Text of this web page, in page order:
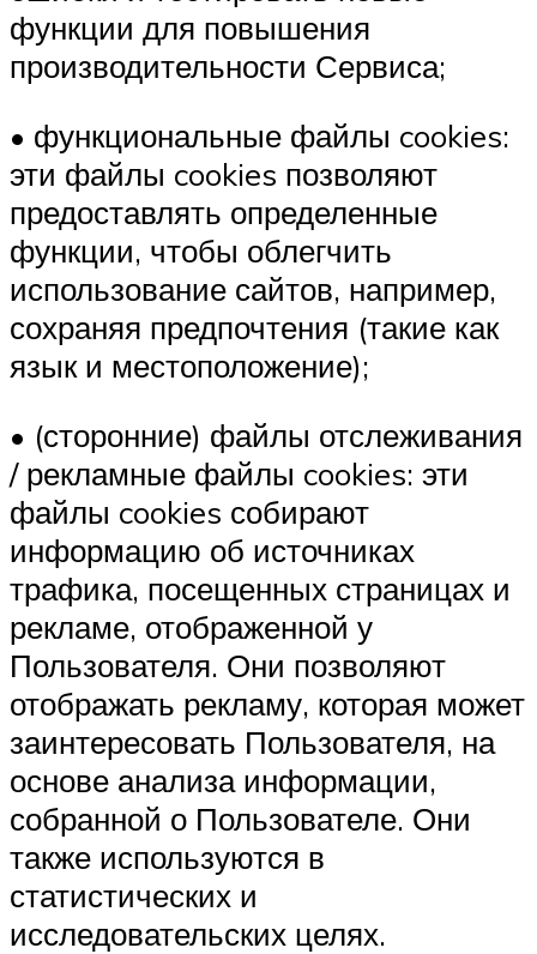
функции для повышения
производительности Сервиса;
• функциональные файлы cookies:
эти файлы cookies позволяют
предоставлять определенные
функции, чтобы облегчить
использование сайтов, например,
сохраняя предпочтения (такие как
язык и местоположение);
• (сторонние) файлы отслеживания
/ рекламные файлы cookies: эти
файлы cookies собирают
информацию об источниках
трафика, посещенных страницах и
рекламе, отображенной у
Пользователя. Они позволяют
отображать рекламу, которая может
заинтересовать Пользователя, на
основе анализа информации,
собранной о Пользователе. Они
также используются в
статистических и
исследовательских целях.